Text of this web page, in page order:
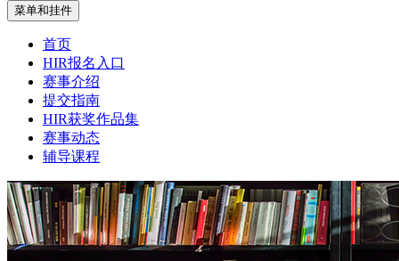
菜单和挂件
首页
HIR报名入口
赛事介绍
提交指南
HIR获奖作品集
赛事动态
辅导课程